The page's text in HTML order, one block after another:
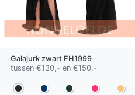
Galajurk zwartFH1999
tussen €130,- en €150,-